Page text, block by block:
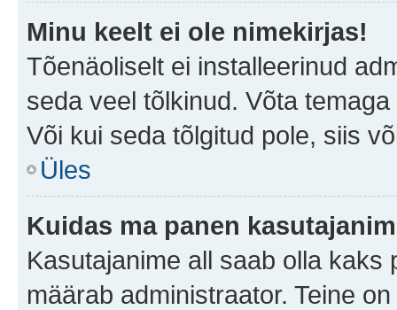
Minu keelt ei ole nimekirjas!
Tõenäoliselt ei installeerinud
seda veel tõlkinud. Võta
Või kui seda tõlgitud pole, siis
Üles
Kuidas ma panen
Kasutajanime all saab olla kaks
määrab administraator. Teine